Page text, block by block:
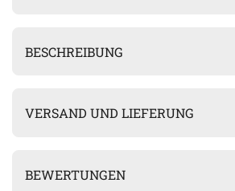
BESCHREIBUNG
VERSAND UND LIEFERUNG
BEWERTUNGEN